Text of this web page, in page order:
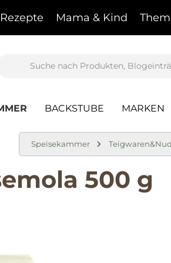
Rezepte Mama & Kind
BACKSTUBE MARKEN
Speisekammer
500 g